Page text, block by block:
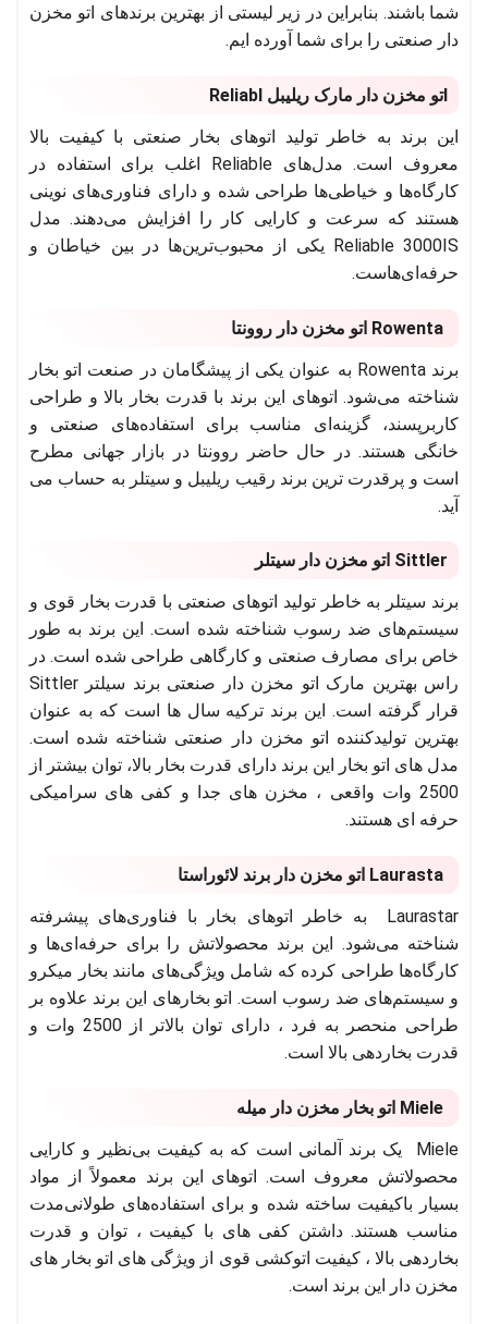
شما باشند. بنابراین در زیر لیستی از بهترین برندهای اتو مخزن
دار صنعتی را برای شما آورده ایم.
lتو مخزن دار مارک ریلیبل Reliabl
این برند به خاطر تولید اتوهای بخار صنعتی با کیفیت بالا
معروف است. مدل‌های Reliable اغلب برای استفاده در
کارگاه‌ها و خیاطی‌ها طراحی شده و دارای فناوری‌های نوینی
هستند که سرعت و کارایی کار را افزایش می‌دهند. مدل
Reliable 3000IS یکی از محبوب‌ترین‌ها در بین خیاطان و
حرفه‌ای‌هاست.
برند Rowenta به عنوان یکی از پیشگامان در صنعت اتو بخار
شناخته می‌شود. اتوهای این برند با قدرت بخار بالا و طراحی
کاربرپسند، گزینه‌ای مناسب برای استفاده‌های صنعتی و
خانگی هستند. در حال حاضر روونتا در بازار جهانی مطرح
است و پرقدرت ترین برند رقیب ریلیبل و سیتلر به حساب می
آید.
Sittler اتو مخزن دار سیتلر
برند سیتلر به خاطر تولید اتوهای صنعتی با قدرت بخار قوی و
سیستم‌های ضد رسوب شناخته شده است. این برند به طور
خاص برای مصارف صنعتی و کارگاهی طراحی شده است. در
راس بهترین مارک اتو مخزن دار صنعتی برند سیلتر Sittler
قرار گرفته است. این برند ترکیه سال ها است که به عنوان
بهترین تولیدکننده اتو مخزن دار صنعتی شناخته شده است.
مدل های اتو بخار این برند دارای قدرت بخار بالا، توان بیشتر از
2500 وات واقعی ، مخزن های جدا و کفی های سرامیکی
حرفه ای هستند.
Laurastar به خاطر اتوهای بخار با فناوری‌های پیشرفته
شناخته می‌شود. این برند محصولاتش را برای حرفه‌ای‌ها و
کارگاه‌ها طراحی کرده که شامل ویژگی‌های مانند بخار میکرو
و سیستم‌های ضد رسوب است. اتو بخارهای این برند علاوه بر
طراحی منحصر به فرد ، دارای توان بالاتر از 2500 وات و
قدرت بخاردهی بالا است.
Miele یک برند آلمانی است که به کیفیت بی‌نظیر و کارایی
محصولاتش معروف است. اتوهای این برند معمولاً از مواد
بسیار باکیفیت ساخته شده و برای استفاده‌های طولانی‌مدت
مناسب هستند. داشتن کفی های با کیفیت ، توان و قدرت
بخاردهی بالا ، کیفیت اتوکشی قوی از ویژگی های اتو بخار های
مخزن دار این برند است.